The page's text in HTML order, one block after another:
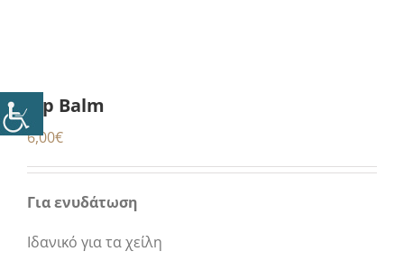
Lip Balm
6,00€
Για ενυδάτωση
Ιδανικό για τα χείλη